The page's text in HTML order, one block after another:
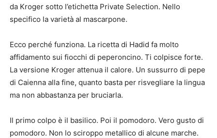
da Kroger sotto l’etichetta Private Selection. Nello
specifico la varietà al mascarpone.
Ecco perché funziona. La ricetta di Hadid fa molto
affidamento sui fiocchi di peperoncino. Ti colpisce forte.
La versione Kroger attenua il calore. Un sussurro di pepe
di Caienna alla fine, quanto basta per risvegliare la lingua
ma non abbastanza per bruciarla.
Il primo colpo è il basilico. Poi il pomodoro. Vero gusto di
pomodoro. Non lo sciroppo metallico di alcune marche.